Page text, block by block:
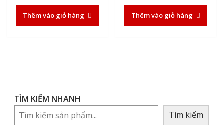
Thêm vào giỏ hàng Thêm vào giỏ hàng
TÌM KIẾM NHANH
Tìm kiếm